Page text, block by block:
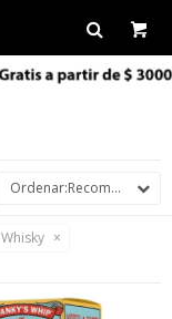
Recomendados
Whisky